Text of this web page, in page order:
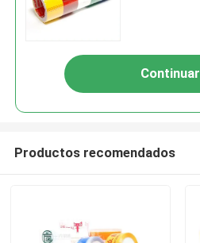
Continuar
Productos recomendados